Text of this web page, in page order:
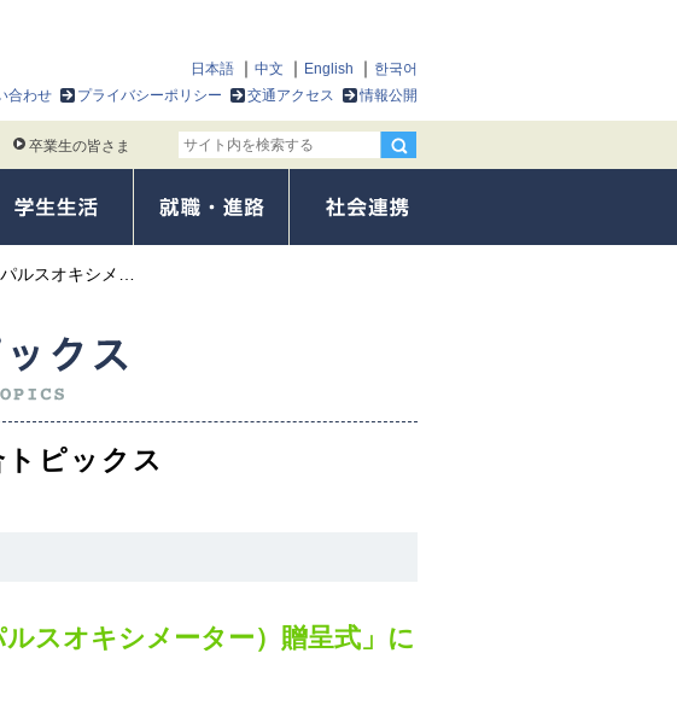
日本語 中文 English
한국어
合わせ プライバシーポリシー 交通アクセス 情報公開
卒業生の皆さま
ルスオキシメ…
ピックス
ルスオキシメーター）贈呈式」に